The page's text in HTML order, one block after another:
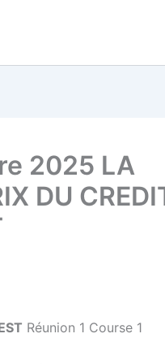
2025 LA
DU
Réunion 1 Course 1